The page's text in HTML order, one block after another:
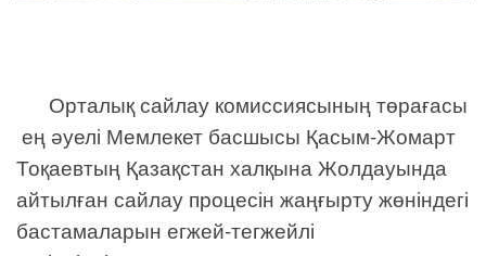
Орталық сайлау комиссиясының төрағасы
ең әуелі Мемлекет басшысы Қасым-Жомарт
Тоқаевтың Қазақстан халқына Жолдауында
айтылған сайлау процесін жаңғырту жөніндегі
бастамаларын егжей-тегжейлі